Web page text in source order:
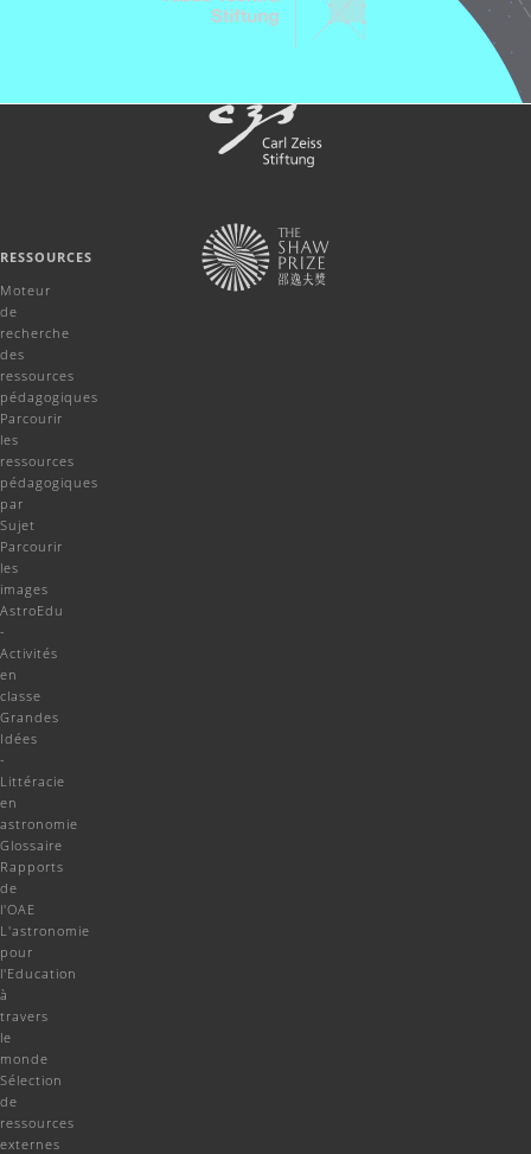
RESSOURCES
Moteur
de
recherche
des
ressources
pédagogiques
Parcourir
les
ressources
pédagogiques
par
Sujet
Parcourir
les
images
AstroEdu
-
Activités
en
classe
Grandes
Idées
-
Littéracie
en
astronomie
Glossaire
Rapports
de
l'OAE
L'astronomie
pour
l'Education
à
travers
le
monde
Sélection
de
ressources
externes